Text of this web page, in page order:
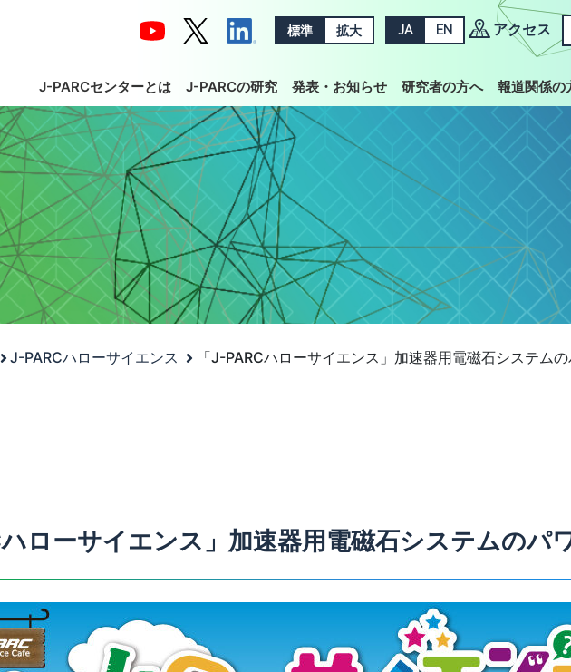
標準 拡大 JA EN アクセス
J-PARCセンターとは J-PARCの研究 発表・お知らせ 研究者の方へ 報道関係の
J-PARCハローサイエンス 「J-PARCハローサイエンス」加速器用電磁石システム
ハローサイエンス」加速器用電磁石システムのパ